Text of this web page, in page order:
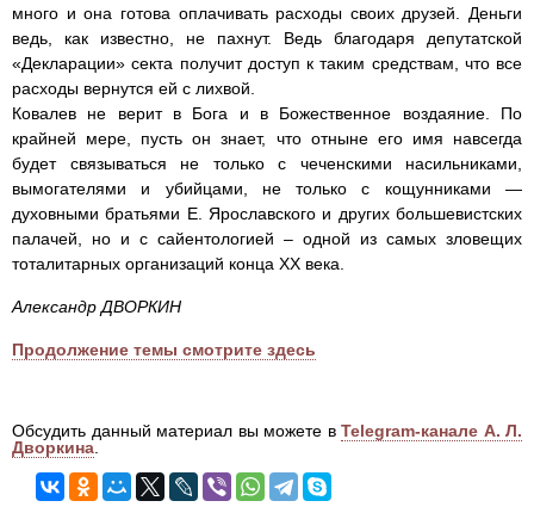
много и она готова оплачивать расходы своих друзей. Деньги
ведь, как известно, не пахнут. Ведь благодаря депутатской
«Декларации» секта получит доступ к таким средствам, что все
расходы вернутся ей с лихвой.
Ковалев не верит в Бога и в Божественное воздаяние. По
крайней мере, пусть он знает, что отныне его имя навсегда
будет связываться не только с чеченскими насильниками,
вымогателями и убийцами, не только с кощунниками —
духовными братьями Е. Ярославского и других большевистских
палачей, но и с сайентологией – одной из самых зловещих
тоталитарных организаций конца ХХ века.
Александр ДВОРКИН
Продолжение темы смотрите здесь
Обсудить данный материал вы можете в Telegram-канале А. Л.
Дворкина